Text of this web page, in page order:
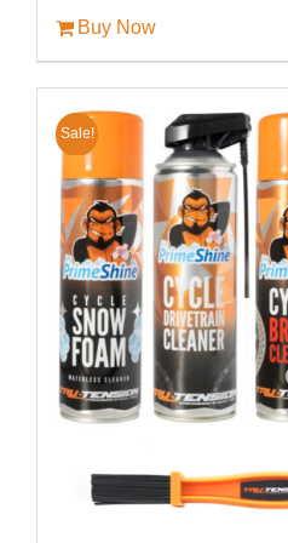
€61.24.
Buy Now
Sale!